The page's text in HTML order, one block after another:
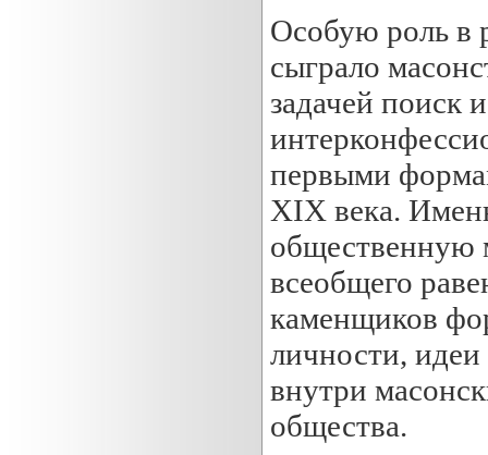
Особую роль в
сыграло
задачей поиск
первыми
ХIХ века.
общественную
всеобщего
каменщиков
личности,
внутри
общества.